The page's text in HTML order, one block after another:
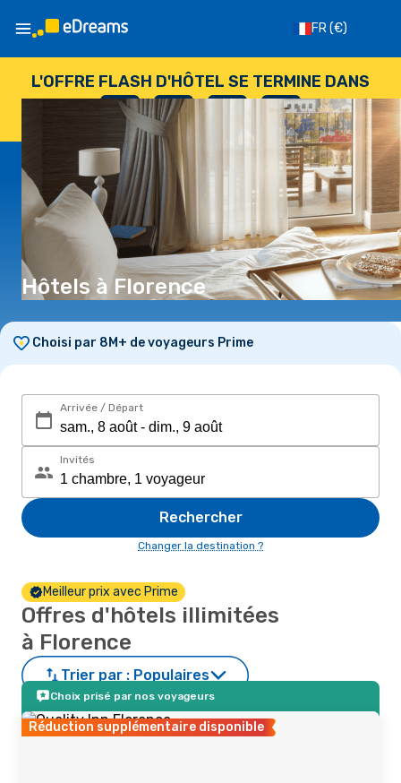
FR(€)
L'OFFRE FLASH D'HÔTEL SE TERMINE DANS
--
JOURS
: --
HEURES
: --
SECONDES
Hôtels à Florence
Choisi par 8M+ de voyageurs Prime
Arrivée / Départ
Invités
Rechercher
Changer la destination ?
Meilleur prix avec Prime
Offres d'hôtels illimitées
à Florence
Trier par : Populaires
Choix prisé par nos voyageurs
Réduction supplémentaire disponible